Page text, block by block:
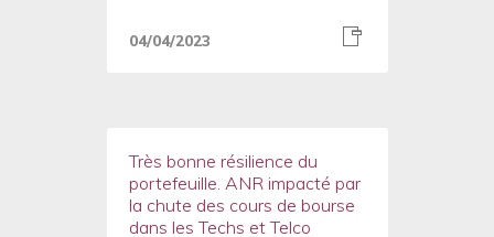
04/04/2023
Très bonne résilience du
portefeuille. ANR impacté par
la chute des cours de bourse
dans les Techs et Telco